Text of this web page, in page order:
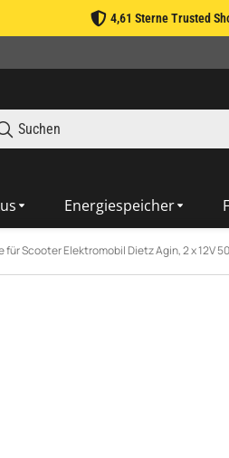
4,61 Sterne Trusted
Energiespeicher
Scooter Elektromobil Dietz Agin, 2 x 12V